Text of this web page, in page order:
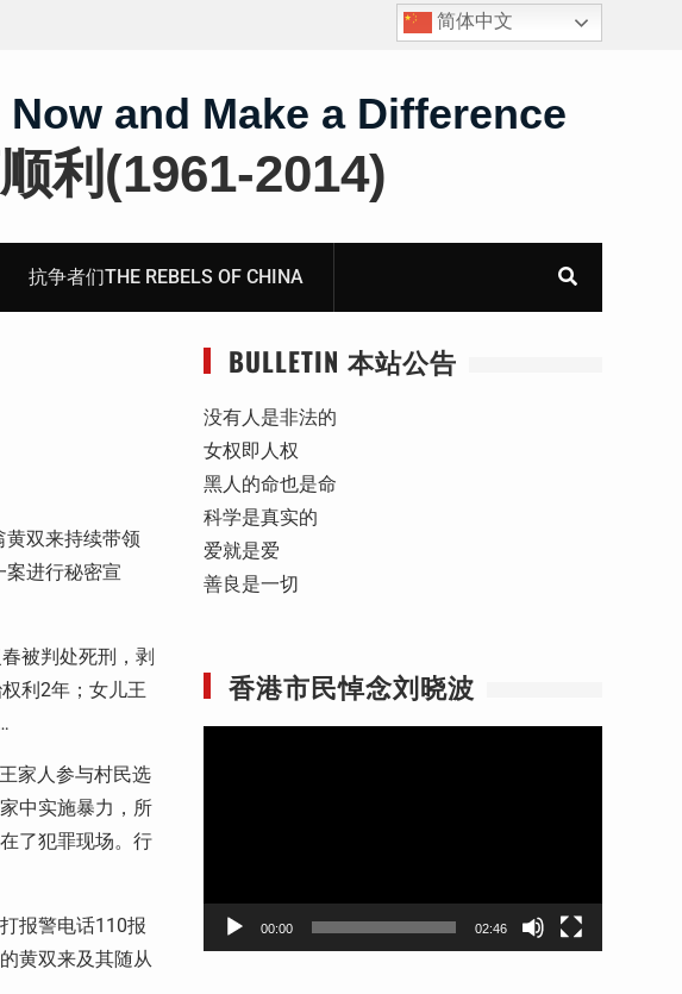
获刑8年的安徽省合肥市法轮功学员、软件工程师唐志
简体中文
and Make a Difference
利(1961-2014)
抗争者们THE REBELS OF CHINA
黄双来持续带领
案进行秘密宣
被判处死刑，剥
利2年；女儿王
家人参与村民选
中实施暴力，所
了犯罪现场。行
报警电话110报
黄双来及其随从
BULLETIN 本站公告
没有人是非法的
女权即人权
黑人的命也是命
科学是真实的
爱就是爱
善良是一切
香港市民悼念刘晓波
00:00 02:46